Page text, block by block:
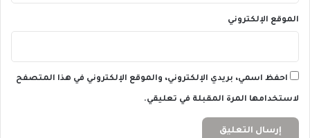
الموقع الإلكتروني
احفظ اسمي، بريدي الإلكتروني، والموقع الإلكتروني في هذا المتصفح
لاستخدامها المرة المقبلة في تعليقي.